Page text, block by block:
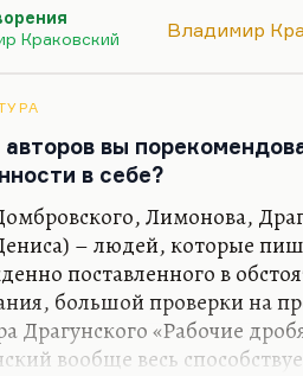
очень стебная повесть
повестей для
сколько за формальную
в советской прессе. Но
Краковский во
Краковский
Владимир
авторов вы
в себе?
Лимонова,
– людей, которые
поставленного в
большой проверки на
Драгунского «Рабочие
вообще весь